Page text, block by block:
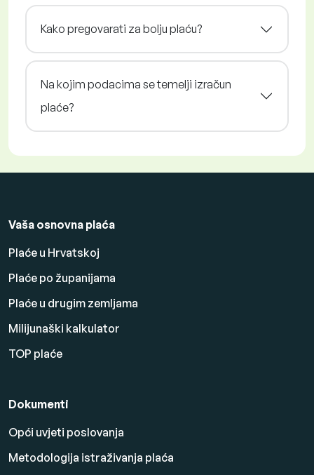
Kako pregovarati za bolju plaću?
Na kojim podacima se temelji izračun
plaće?
Vaša osnovna plaća
Plaće u Hrvatskoj
Plaće po županijama
Plaće u drugim zemljama
Milijunaški kalkulator
TOP plaće
Dokumenti
Opći uvjeti poslovanja
Metodologija istraživanja plaća